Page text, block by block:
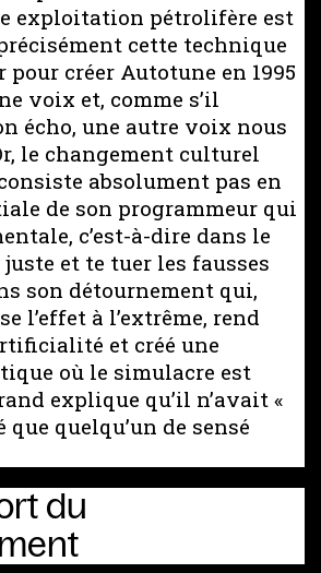
exploitation pétrolifère est
cette technique
créer Autotune en 1995
voix et, comme s’il
écho, une autre voix nous
le changement culturel
absolument pas en
de son programmeur qui
c’est-à-dire dans le
et te tuer les fausses
son détournement qui,
l’effet à l’extrême, rend
et créé une
où le simulacre est
explique qu’il n’avait «
quelqu’un de sensé
du